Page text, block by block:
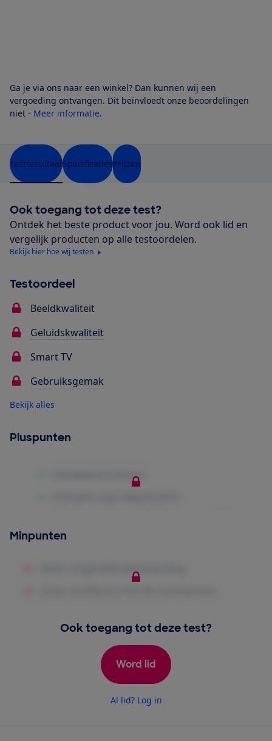
Ga je via ons naar een winkel? Dan kunnen wij een
vergoeding ontvangen. Dit beïnvloedt onze beoordelingen
niet - Meer informatie.
TestresultaatSpecificatiesPrijzen
Ook toegang tot deze test?
Ontdek het beste product voor jou. Word ook lid en
vergelijk producten op alle testoordelen.
Bekijk hier hoe wij testen
Testoordeel
Beeldkwaliteit
Geluidskwaliteit
Smart TV
Gebruiksgemak
Bekijk alles
Pluspunten
Minpunten
Ook toegang tot deze test?
Word lid
Al lid? Log in